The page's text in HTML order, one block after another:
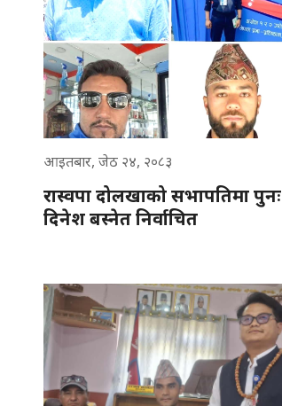
आइतबार, जेठ २४, २०८३
रास्वपा दोलखाको सभापतिमा पुनः
दिनेश बस्नेत निर्वाचित